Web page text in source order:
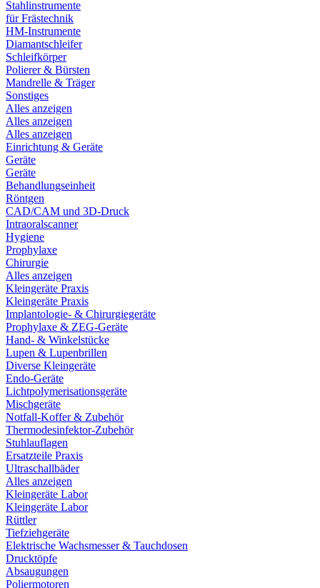
Stahlinstrumente
für Frästechnik
HM-Instrumente
Diamantschleifer
Schleifkörper
Polierer & Bürsten
Mandrelle & Träger
Sonstiges
Alles anzeigen
Alles anzeigen
Alles anzeigen
Einrichtung & Geräte
Geräte
Geräte
Behandlungseinheit
Röntgen
CAD/CAM und 3D-Druck
Intraoralscanner
Hygiene
Prophylaxe
Chirurgie
Alles anzeigen
Kleingeräte Praxis
Kleingeräte Praxis
Implantologie- & Chirurgiegeräte
Prophylaxe & ZEG-Geräte
Hand- & Winkelstücke
Lupen & Lupenbrillen
Diverse Kleingeräte
Endo-Geräte
Lichtpolymerisationsgeräte
Mischgeräte
Notfall-Koffer & Zubehör
Thermodesinfektor-Zubehör
Stuhlauflagen
Ersatzteile Praxis
Ultraschallbäder
Alles anzeigen
Kleingeräte Labor
Kleingeräte Labor
Rüttler
Tiefziehgeräte
Elektrische Wachsmesser & Tauchdosen
Drucktöpfe
Absaugungen
Poliermotoren